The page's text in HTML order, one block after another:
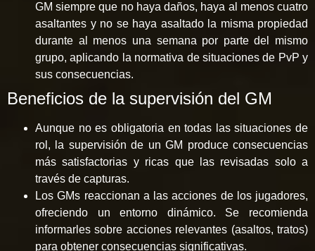
GM siempre que no haya daños, haya al menos cuatro
asaltantes y no se haya asaltado la misma propiedad
durante al menos una semana por parte del mismo
grupo, aplicando la normativa de situaciones de PvP y
sus consecuencias.
Beneficios de la supervisión del GM
Aunque no es obligatoria en todas las situaciones de
rol, la supervisión de un GM produce consecuencias
más satisfactorias y ricas que las revisadas solo a
través de capturas.
Los GMs reaccionan a las acciones de los jugadores,
ofreciendo un entorno dinámico. Se recomienda
informarles sobre acciones relevantes (asaltos, tratos)
para obtener consecuencias significativas.